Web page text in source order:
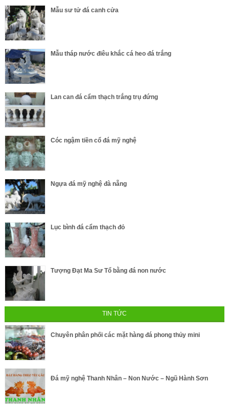
Mẫu sư tử đá canh cửa
Mẫu tháp nước điêu khắc cá heo đá trắng
Lan can đá cẩm thạch trắng trụ đứng
Cóc ngậm tiền cổ đá mỹ nghệ
Ngựa đá mỹ nghệ đà nẵng
Lục bình đá cẩm thạch đỏ
Tượng Đạt Ma Sư Tổ bằng đá non nước
TIN TỨC
Chuyên phân phối các mặt hàng đá phong thủy mini
Đá mỹ nghệ Thanh Nhân – Non Nước – Ngũ Hành Sơn